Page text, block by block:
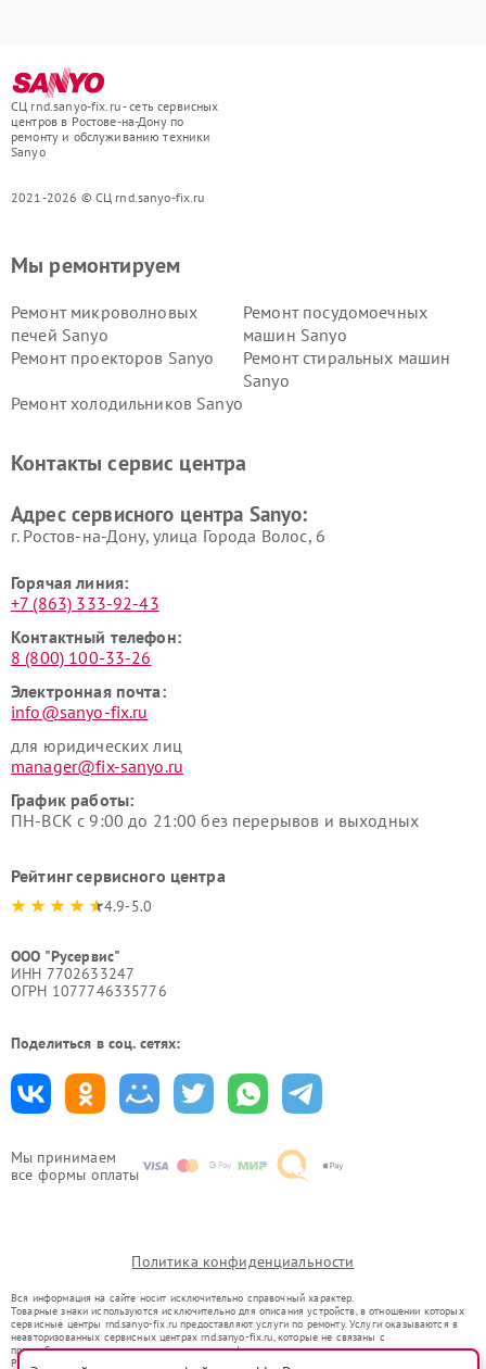
СЦ rnd.sanyo-fix.ru - сеть сервисных
центров в Ростове-на-Дону по
ремонту и обслуживанию техники
Sanyo
2021-2026 © СЦ rnd.sanyo-fix.ru
Мы принимаем
все формы оплаты
Мы ремонтируем
Ремонт микроволновых
печей Sanyo
Ремонт посудомоечных
машин Sanyo
Ремонт проекторов Sanyo
Ремонт стиральных машин
Sanyo
Ремонт холодильников Sanyo
Контакты сервис центра
Адрес сервисного центра Sanyo:
г. Ростов-на-Дону, улица Города Волос, 6
Горячая линия:
+7 (863) 333-92-43
Контактный телефон:
8 (800) 100-33-26
Электронная почта:
info@sanyo-fix.ru
для юридических лиц
manager@fix-sanyo.ru
График работы:
ПН-ВСК с 9:00 до 21:00 без перерывов и выходных
Рейтинг сервисного центра
4.9-5.0
ООО "Русервис"
ИНН 7702633247
ОГРН 1077746335776
Поделиться в соц. сетях:
Политика конфиденциальности
Вся информация на сайте носит исключительно справочный характер.
Товарные знаки используются исключительно для описания устройств, в отношении которых
сервисные центры rnd.sanyo-fix.ru предоставляют услуги по ремонту. Услуги оказываются в
неавторизованных сервисных центрах rnd.sanyo-fix.ru, которые не связаны с
правообладателями товарных знаков или их официальными представителями.
Ремонт осуществляется для устройств, уже введенных в гражданский оборот в соответствии